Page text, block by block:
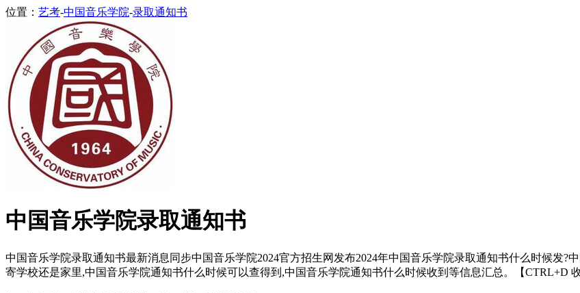
位置： 艺考-中国音乐学院-录取通知书
中国音乐学院录取通知书
中国音乐学院录取通知书最新消息同步中国音乐学院2024官方招生网发布2024年中国音乐学院录取通知书什么时候发?
寄学校还是家里,中国音乐学院通知书什么时候可以查得到,中国音乐学院通知书什么时候收到等信息汇总。【CTRL+D 收